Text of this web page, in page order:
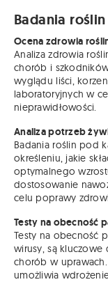
Badania roślin
Ocena zdrowia
Analiza zdrowia
chorób i
wyglądu liści,
laboratoryjnych w
nieprawidłowości.
Analiza potrzeb
Badania roślin pod
określeniu, jakie
optymalnego
dostosowanie
celu poprawy
Testy na obecność
Testy na obecność
wirusy, są kluczowe
chorób w
umożliwia